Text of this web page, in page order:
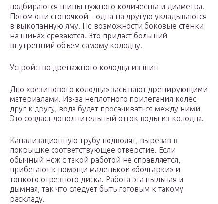
подбираются шины нужного количества и диаметра.
Потом они стопочкой – одна на другую укладываются
в выкопанную яму. По возможности боковые стенки
на шинах срезаются. Это придаст больший
внутренний объём самому колодцу.
Устройство дренажного колодца из шин
Дно «резинового колодца» засыпают дренирующими
материалами. Из-за неплотного прилегания колёс
друг к другу, вода будет просачиваться между ними.
Это создаст дополнительный отток воды из колодца.
Канализационную трубу подводят, вырезав в
покрышке соответствующее отверстие. Если
обычный нож с такой работой не справляется,
прибегают к помощи маленькой «болгарки» и
тонкого отрезного диска. Работа эта пыльная и
дымная, так что следует быть готовым к такому
раскладу.